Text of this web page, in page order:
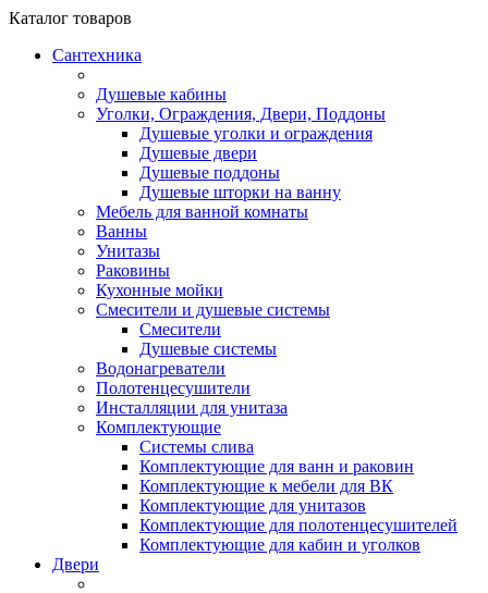
Каталог товаров
Сантехника
Душевые кабины
Уголки, Ограждения, Двери, Поддоны
Душевые уголки и ограждения
Душевые двери
Душевые поддоны
Душевые шторки на ванну
Мебель для ванной комнаты
Ванны
Унитазы
Раковины
Кухонные мойки
Смесители и душевые системы
Смесители
Душевые системы
Водонагреватели
Полотенцесушители
Инсталляции для унитаза
Комплектующие
Системы слива
Комплектующие для ванн и раковин
Комплектующие к мебели для ВК
Комплектующие для унитазов
Комплектующие для полотенцесушителей
Комплектующие для кабин и уголков
Двери